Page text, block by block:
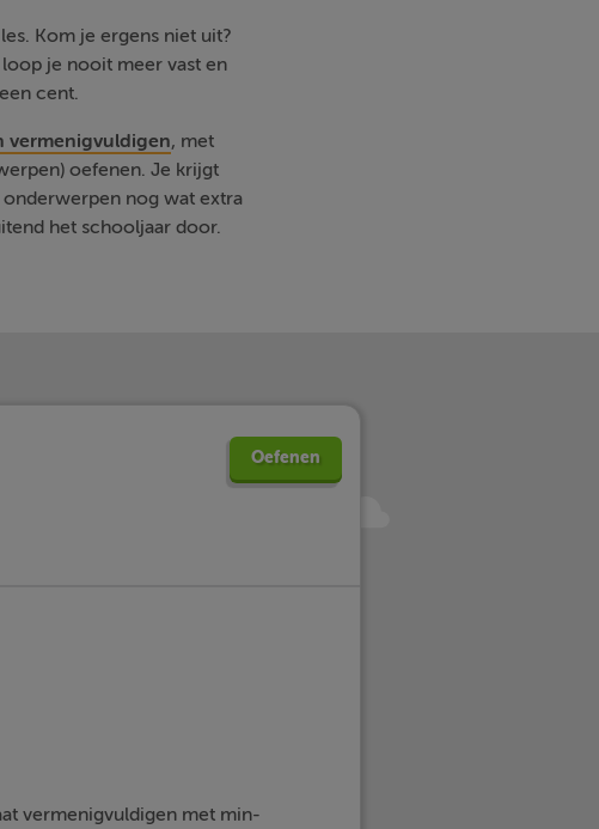
Kom je ergens niet uit?
je nooit meer vast en
cent.
vermenigvuldigen, met
oefenen. Je krijgt
nog wat extra
het schooljaar door.
Oefenen
vermenigvuldigen met min-